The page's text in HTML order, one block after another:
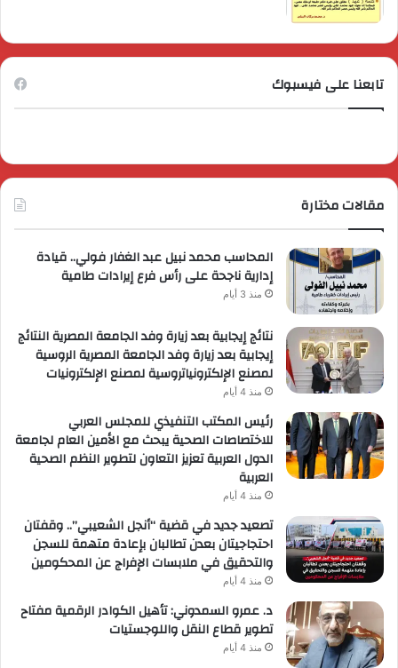
تابعنا على فيسبوك
مقالات مختارة
المحاسب محمد نبيل عبد الغفار فولي.. قيادة
إدارية ناجحة على رأس فرع إيرادات طامية
منذ 3 أيام
نتائج إيجابية بعد زيارة وفد الجامعة المصرية النتائج
إيجابية بعد زيارة وفد الجامعة المصرية الروسية
لمصنع الإلكترونياتروسية لمصنع الإلكترونيات
منذ 4 أيام
رئيس المكتب التنفيذي للمجلس العربي
للاختصاصات الصحية يبحث مع الأمين العام لجامعة
الدول العربية تعزيز التعاون لتطوير النظم الصحية
العربية
منذ 4 أيام
تصعيد جديد في قضية “أنجل الشعيبي”.. وقفتان
احتجاجيتان بعدن تطالبان بإعادة متهمة للسجن
والتحقيق في ملابسات الإفراج عن المحكومين
منذ 4 أيام
د. عمرو السمدوني: تأهيل الكوادر الرقمية مفتاح
تطوير قطاع النقل واللوجستيات
منذ 4 أيام